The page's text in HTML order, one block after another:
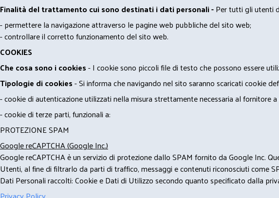
Finalità del trattamento cui sono destinati i dati personali -Per tutti gli utenti
- permettere la navigazione attraverso le pagine web pubbliche del sito web;
- controllare il corretto funzionamento del sito web.
COOKIES
Che cosa sono i cookies- I cookie sono piccoli file di testo che possono essere
Tipologie di cookies- Si informa che navigando nel sito saranno scaricati cookie
- cookie di autenticazione utilizzati nella misura strettamente necessaria al fornitore
- cookie di terze parti, funzionali a:
PROTEZIONE SPAM
Google reCAPTCHA (Google Inc.)
Google reCAPTCHA è un servizio di protezione dallo SPAM fornito da Google Inc.
Utenti, al fine di filtrarlo da parti di traffico, messaggi e contenuti riconosciuti come
Dati Personali raccolti: Cookie e Dati di Utilizzo secondo quanto specificato dalla